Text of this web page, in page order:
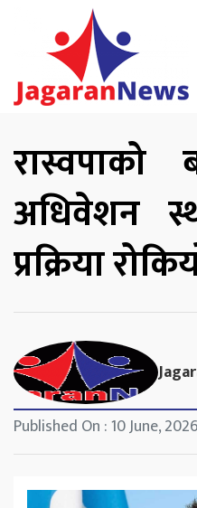
रास्वपाको
अधिवेशन
प्रक्रिया
Published On : 10 June,